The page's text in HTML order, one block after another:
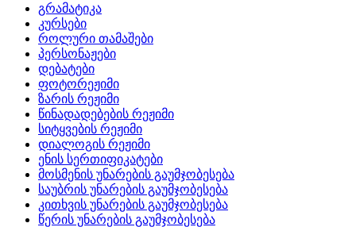
გრამატიკა
კურსები
როლური თამაშები
პერსონაჟები
დებატები
ფოტორეჟიმი
ზარის რეჟიმი
წინადადებების რეჟიმი
სიტყვების რეჟიმი
დიალოგის რეჟიმი
ენის სერთიფიკატები
მოსმენის უნარების გაუმჯობესება
საუბრის უნარების გაუმჯობესება
კითხვის უნარების გაუმჯობესება
წერის უნარების გაუმჯობესება